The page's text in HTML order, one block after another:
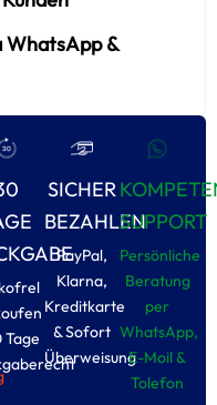
WhatsApp &
Tage
SICHER
BEZAHLEN
PayPal,
Klarna,
Kreditkarte
& Sofort
Überweisung
SUPPORT
Persönliche
Beratung
per
WhatsApp,
E-Moil &
Tolefon